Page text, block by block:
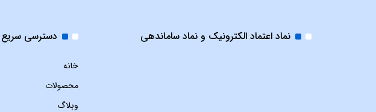
نماد اعتماد الکترونیک و نماد ساماندهی دسترسی سریع
خانه
محصولات
وبلاگ